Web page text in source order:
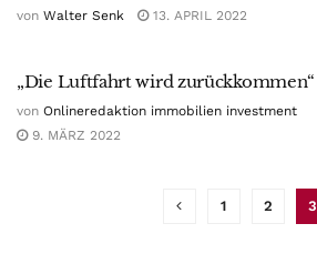
von Walter Senk 13. APRIL 2022
„Die Luftfahrt wird zurückkommen“
von Onlineredaktion immobilien investment
9. MÄRZ 2022
1 2 3